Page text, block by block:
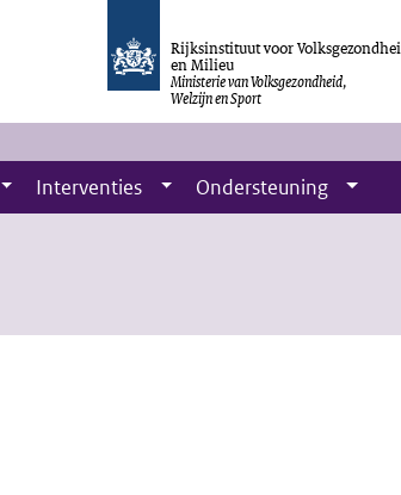
Rijksinstituut voor
en Milieu
Ministerie van Volksgezondheid,
Welzijn en Sport
Interventies Ondersteuning